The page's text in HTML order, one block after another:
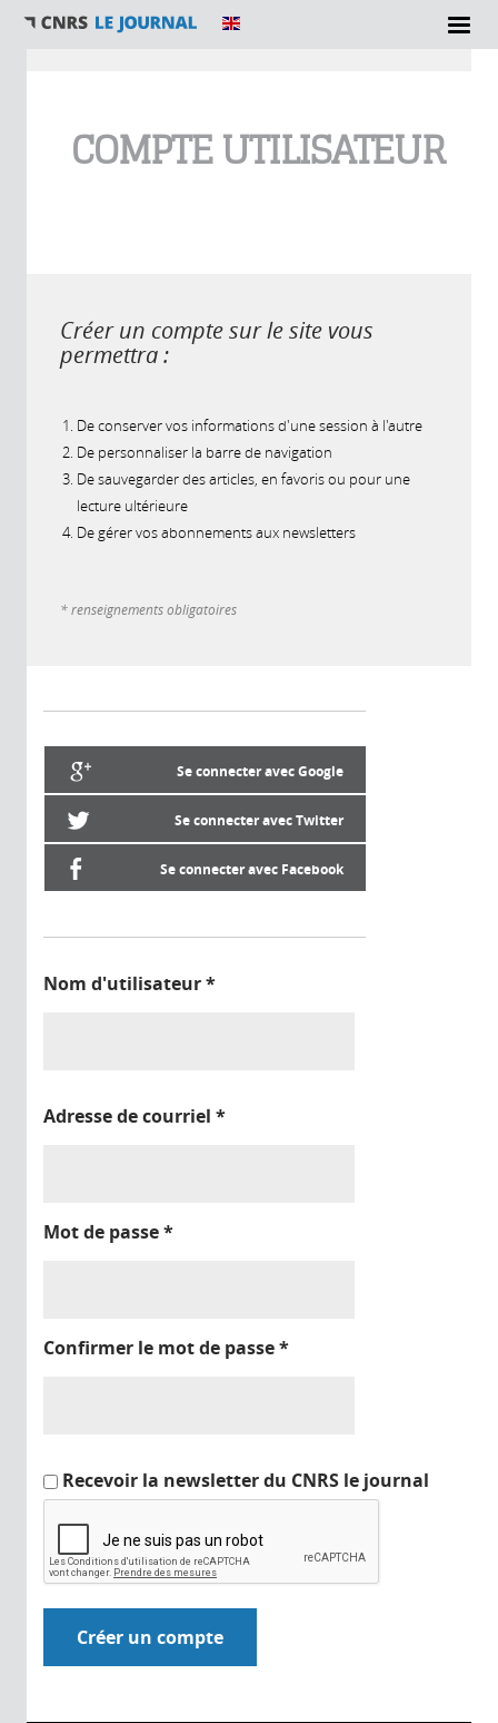
COMPTE UTILISATEUR
Créer un compte sur le site vous
permettra :
De conserver vos informations d'une session à l'autre
De personnaliser la barre de navigation
De sauvegarder des articles, en favoris ou pour une
lecture ultérieure
De gérer vos abonnements aux newsletters
* renseignements obligatoires
Se connecter avec Google
Se connecter avec Twitter
Se connecter avec Facebook
Nom d'utilisateur*
Adresse de courriel *
Mot de passe*
Confirmer le mot de passe*
Recevoir la newsletter du CNRS le journal